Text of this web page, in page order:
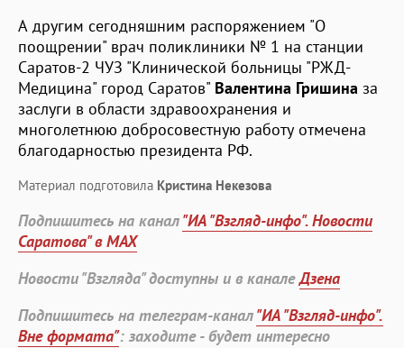
А другим сегодняшним распоряжением "О
поощрении" врач поликлиники № 1 на станции
Саратов-2 ЧУЗ "Клинической больницы "РЖД-
Медицина" город Саратов" Валентина Гришина за
заслуги в области здравоохранения и
многолетнюю добросовестную работу отмечена
благодарностью президента РФ.
Материал подготовила Кристина Некезова
Подпишитесь на канал"ИА "Взгляд-инфо". Новости
Саратова" в MAX
Новости "Взгляда" доступны и в каналеДзена
Подпишитесь на телеграм-канал"ИА "Взгляд-инфо".
Вне формата": заходите - будет интересно